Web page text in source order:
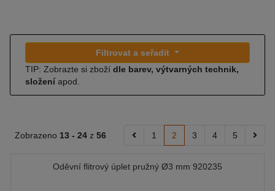
Filtrovat a seřadit
TIP: Zobrazte si zboží dle barev, výtvarných technik,
složení apod.
Zobrazeno 13 - 24 z 56 1 2 3 4 5
Oděvní flitrový úplet pružný Ø3 mm 920235